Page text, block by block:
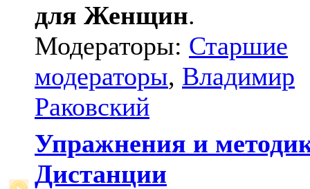
для Женщин.
Модераторы: Старшие
модераторы, Владимир
Раковский
Упражнения и
Дистанции